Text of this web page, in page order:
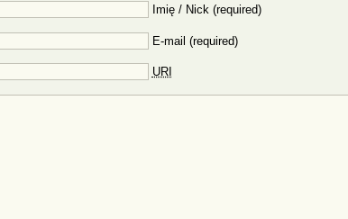
Imię / Nick (required)
E-mail (required)
URI